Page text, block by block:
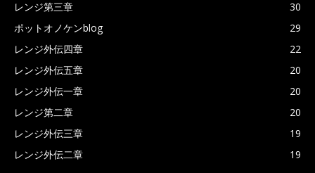
レンジ第三章
30
ポットオノケンblog
29
レンジ外伝四章
22
レンジ外伝五章
20
レンジ外伝一章
20
レンジ第二章
20
レンジ外伝三章
19
レンジ外伝二章
19